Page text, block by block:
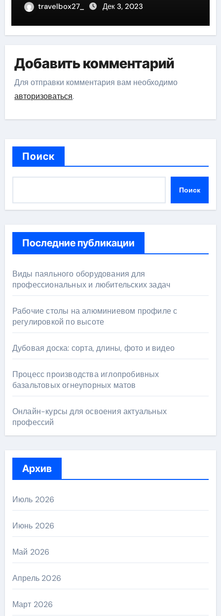
travelbox27_ Дек 3, 2023
Добавить комментарий
Для отправки комментария вам необходимо
авторизоваться.
Поиск
Поиск
Последние публикации
Виды паяльного оборудования для
профессиональных и любительских задач
Рабочие столы на алюминиевом профиле с
регулировкой по высоте
Дубовая доска: сорта, длины, фото и видео
Процесс производства иглопробивных
базальтовых огнеупорных матов
Онлайн-курсы для освоения актуальных
профессий
Архив
Июль 2026
Июнь 2026
Май 2026
Апрель 2026
Март 2026